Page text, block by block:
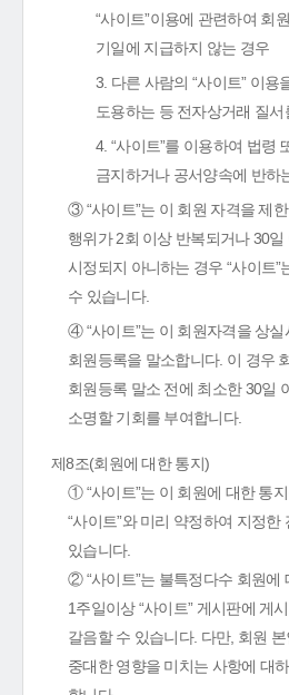
“사이트”이용에 관련하여 회
기일에 지급하지 않는 경우
3. 다른 사람의 “사이트” 이
도용하는 등 전자상거래 질
4. “사이트”를 이용하여 법령
금지하거나 공서양속에 반하
③ “사이트”는 이 회원 자격을 제
행위가 2회 이상 반복되거나 30
시정되지 아니하는 경우 “사이트
수 있습니다.
④ “사이트”는 이 회원자격을 상
회원등록을 말소합니다. 이 경우
회원등록 말소 전에 최소한 30일
소명할 기회를 부여합니다.
제8조(회원에 대한 통지)
① “사이트”는 이 회원에 대한 통
“사이트”와 미리 약정하여 지정한
있습니다.
② “사이트”는 불특정다수 회원에
1주일이상 “사이트” 게시판에 게
갈음할 수 있습니다. 다만, 회원
중대한 영향을 미치는 사항에 대